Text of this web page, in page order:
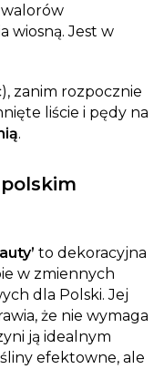
walorów
wiosną. Jest w
zanim rozpocznie
liście i pędy na
.
to dekoracyjna
w zmiennych
dla Polski. Jej
że nie wymaga
ją idealnym
efektowne, ale